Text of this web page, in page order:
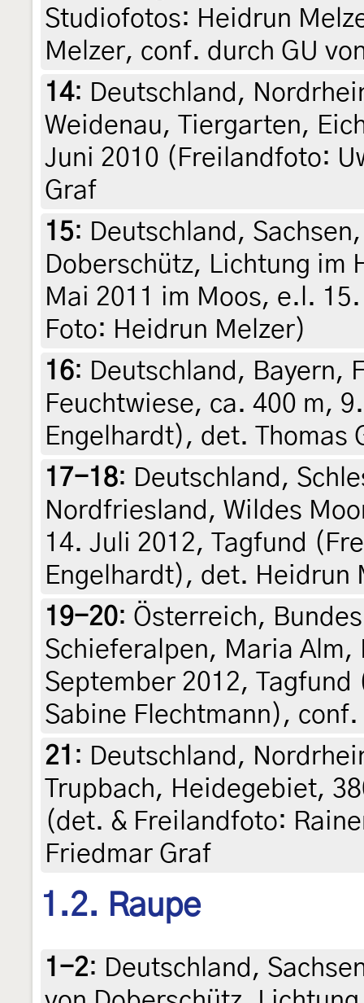
Studiofotos: Heidrun
Melzer, conf. durch GU
14: Deutschland,
Weidenau, Tiergarten,
Juni 2010 (Freilandfoto:
Graf
15: Deutschland,
Doberschütz, Lichtung im
Mai 2011 im Moos, e.l.
Foto: Heidrun Melzer)
16: Deutschland, Bayern,
Feuchtwiese, ca. 400 m,
Engelhardt), det. Thomas
17-18: Deutschland,
Nordfriesland, Wildes
14. Juli 2012, Tagfund
Engelhardt), det. Heidrun
19-20: Österreich,
Schieferalpen, Maria
September 2012,
Sabine Flechtmann),
21 : Deutschland,
Trupbach, Heidegebiet,
(det. & Freilandfoto:
Friedmar Graf
1.2. Raupe
1-2: Deutschland,